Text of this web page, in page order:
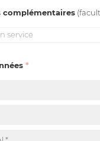
complémentaires
service